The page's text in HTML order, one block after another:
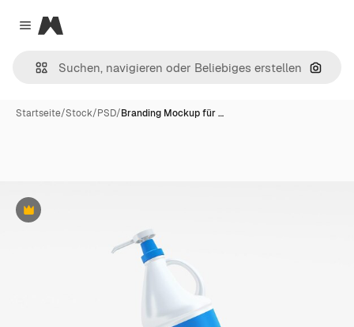
Close menu
Magnific
Nach
Startseite/Stock/PSD/Branding Mockup für …
Premium